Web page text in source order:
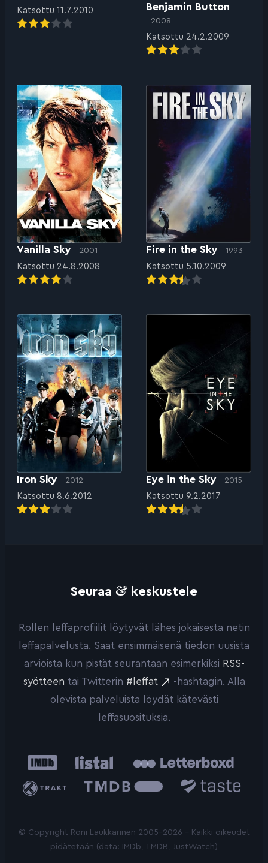
Katsottu 11.7.2010
Benjamin Button
2008
Katsottu 24.2.2009
Vanilla Sky 2001
Katsottu 24.8.2008
Fire in the Sky 1993
Katsottu 5.10.2009
Iron Sky 2012
Katsottu 8.6.2012
Eye in the Sky 2015
Katsottu 9.2.2017
Seuraa & keskustele
Rollen leffaprofiilit löytyvät lähes jokaisesta netin
leffapalvelusta. Saat ensimmäisenä tiedon uusista
arvioista kun pistät seurantaan esimerkiksi RSS-
syötteen tai Twitterin #leffat
-hashtagin. Alla
olevista palveluista löydät kätevästi
leffasuosituksia.
IMDb Listal
Trakt
Database
© Copyright Roni Laukkarinen 2005-2026 - Kaikki oikeudet
pidätetään (data: IMDb, TMDB, JustWatch)